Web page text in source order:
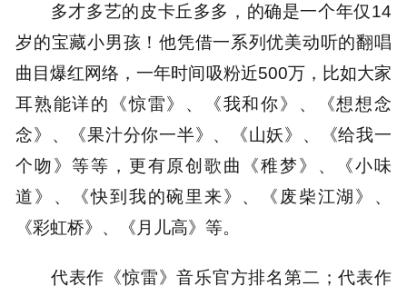
多才多艺的皮卡丘多多，的确是一个年仅14
岁的宝藏小男孩！他凭借一系列优美动听的翻唱
曲目爆红网络，一年时间吸粉近500万，比如大家
耳熟能详的《惊雷》、《我和你》、《想想念
念》、《果汁分你一半》、《山妖》、《给我一
个吻》等等，更有原创歌曲《稚梦》、《小味
道》、《快到我的碗里来》、《废柴江湖》、
《彩虹桥》、《月儿高》等。
代表作《惊雷》音乐官方排名第二；代表作